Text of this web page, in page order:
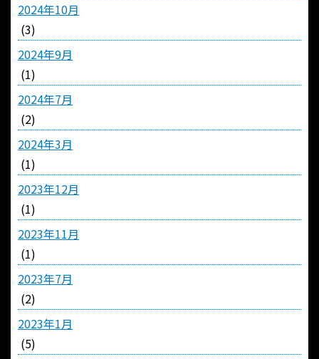
2024年10月
(3)
2024年9月
(1)
2024年7月
(2)
2024年3月
(1)
2023年12月
(1)
2023年11月
(1)
2023年7月
(2)
2023年1月
(5)